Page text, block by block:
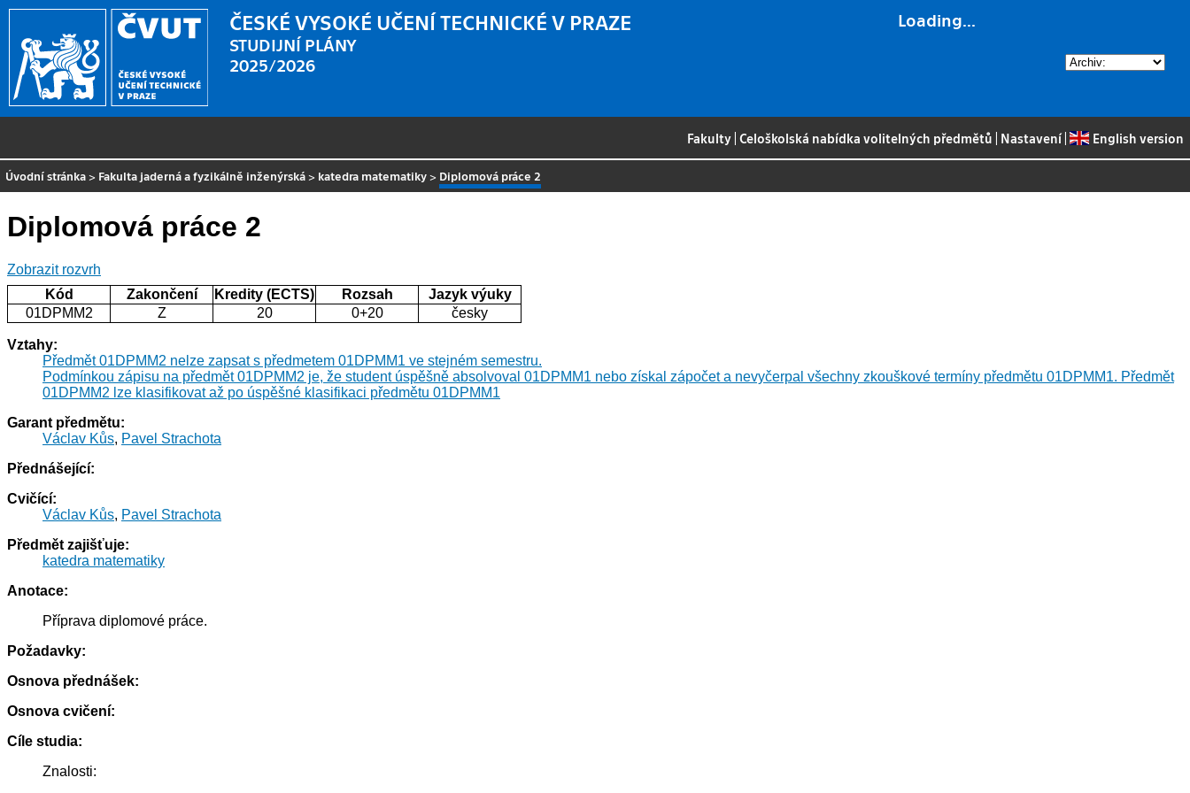
Loading...
ČESKÉ VYSOKÉ UČENÍ TECHNICKÉ V PRAZE
STUDIJNÍ PLÁNY
2025/2026
Fakulty |Celoškolská nabídka volitelných předmětů Nastavení| English version
Úvodní stránka > Fakulta jaderná a fyzikálně inženýrská > katedra matematiky > Diplomová práce 2
Diplomová práce 2
Zobrazit rozvrh
Kód
Zakončení Kredity (ECTS) Rozsah
Jazyk výuky
01DPMM2
Z 20 0+20 česky
Vztahy:
Předmět 01DPMM2 nelze zapsat s předmetem 01DPMM1 ve stejném semestru.
Podmínkou zápisu na předmět 01DPMM2 je, že student úspěšně absolvoval 01DPMM1 nebo získal zápočet a nevyčerpal všechny zkouškové termíny předmětu 01DPMM1. Předmět
01DPMM2 lze klasifikovat až po úspěšné klasifikaci předmětu 01DPMM1
Garant předmětu:
Václav Kůs, Pavel Strachota
Přednášející:
Cvičící:
Václav Kůs, Pavel Strachota
Předmět zajišťuje:
katedra matematiky
Anotace:
Příprava diplomové práce.
Požadavky:
Osnova přednášek:
Osnova cvičení:
Cíle studia:
Znalosti: